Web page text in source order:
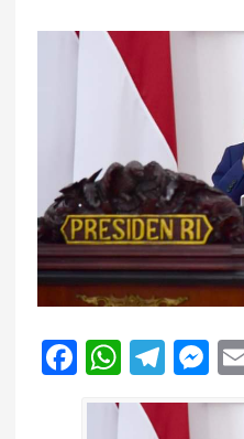
F
a
W
h
T
el
M
e